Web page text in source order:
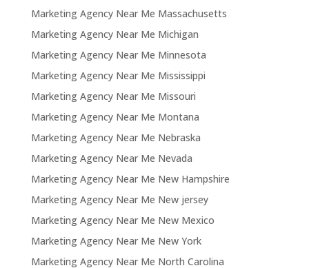
Marketing Agency Near Me Massachusetts
Marketing Agency Near Me Michigan
Marketing Agency Near Me Minnesota
Marketing Agency Near Me Mississippi
Marketing Agency Near Me Missouri
Marketing Agency Near Me Montana
Marketing Agency Near Me Nebraska
Marketing Agency Near Me Nevada
Marketing Agency Near Me New Hampshire
Marketing Agency Near Me New jersey
Marketing Agency Near Me New Mexico
Marketing Agency Near Me New York
Marketing Agency Near Me North Carolina